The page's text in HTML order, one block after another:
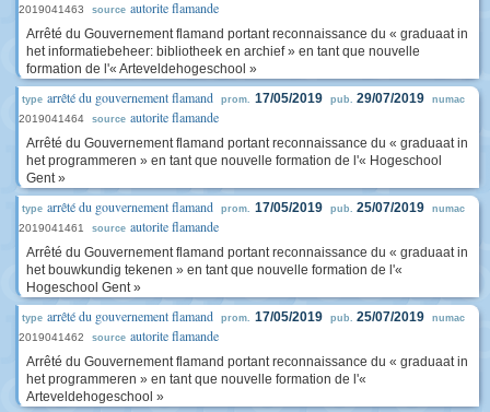
2019041463 source autorite flamande
Arrêté du Gouvernement flamand portant reconnaissance du « graduaat in
het informatiebeheer: bibliotheek en archief » en tant que nouvelle
formation de l'« Arteveldehogeschool »
type arrêté du gouvernement flamand prom. 17/05/2019 pub. 29/07/2019 numac
2019041464 source autorite flamande
Arrêté du Gouvernement flamand portant reconnaissance du « graduaat in
het programmeren » en tant que nouvelle formation de l'« Hogeschool
Gent »
type arrêté du gouvernement flamand prom. 17/05/2019 pub. 25/07/2019 numac
2019041461 source autorite flamande
Arrêté du Gouvernement flamand portant reconnaissance du « graduaat in
het bouwkundig tekenen » en tant que nouvelle formation de l'«
Hogeschool Gent »
type arrêté du gouvernement flamand prom. 17/05/2019 pub. 25/07/2019 numac
2019041462 source autorite flamande
Arrêté du Gouvernement flamand portant reconnaissance du « graduaat in
het programmeren » en tant que nouvelle formation de l'«
Arteveldehogeschool »